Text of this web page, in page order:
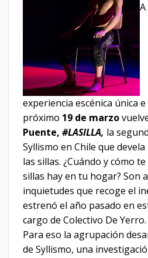
experiencia escénica única
próximo 19 de marzo
Puente, #LASILLA, la
Syllismo en Chile que
las sillas. ¿Cuándo y cómo
sillas hay en tu hogar? Son
inquietudes que recoge el
estrenó el año pasado en
cargo de Colectivo De Yerro.
Para eso la agrupación
de Syllismo, una